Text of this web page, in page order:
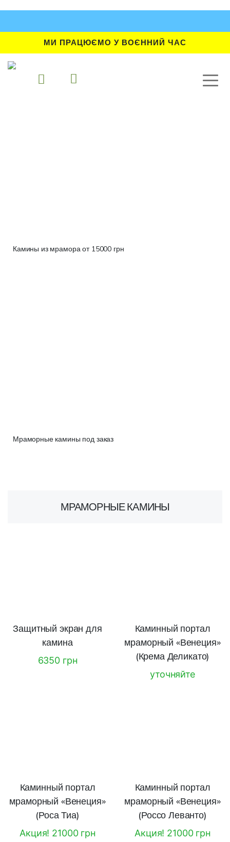
МИ ПРАЦЮЄМО У ВОЄННИЙ ЧАС
Камины из мрамора от 15000 грн
Мраморные камины под заказ
МРАМОРНЫЕ КАМИНЫ
Защитный экран для
камина
6350 грн
Каминный портал
мраморный «Венеция»
(Крема Деликато)
уточняйте
Каминный портал
мраморный «Венеция»
(Роса Тиа)
Акция! 21000 грн
Каминный портал
мраморный «Венеция»
(Россо Леванто)
Акция! 21000 грн